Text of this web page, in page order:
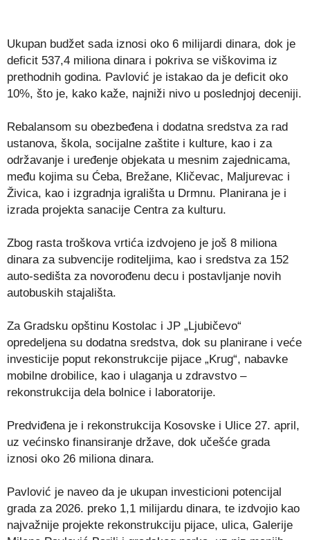
Ukupan budžet sada iznosi oko 6 milijardi dinara, dok je
deficit 537,4 miliona dinara i pokriva se viškovima iz
prethodnih godina. Pavlović je istakao da je deficit oko
10%, što je, kako kaže, najniži nivo u poslednjoj deceniji.
Rebalansom su obezbeđena i dodatna sredstva za rad
ustanova, škola, socijalne zaštite i kulture, kao i za
održavanje i uređenje objekata u mesnim zajednicama,
među kojima su Ćeba, Brežane, Kličevac, Maljurevac i
Živica, kao i izgradnja igrališta u Drmnu. Planirana je i
izrada projekta sanacije Centra za kulturu.
Zbog rasta troškova vrtića izdvojeno je još 8 miliona
dinara za subvencije roditeljima, kao i sredstva za 152
auto-sedišta za novorođenu decu i postavljanje novih
autobuskih stajališta.
Za Gradsku opštinu Kostolac i JP „Ljubičevo“
opredeljena su dodatna sredstva, dok su planirane i veće
investicije poput rekonstrukcije pijace „Krug“, nabavke
mobilne drobilice, kao i ulaganja u zdravstvo –
rekonstrukcija dela bolnice i laboratorije.
Predviđena je i rekonstrukcija Kosovske i Ulice 27. april,
uz većinsko finansiranje države, dok učešće grada
iznosi oko 26 miliona dinara.
Pavlović je naveo da je ukupan investicioni potencijal
grada za 2026. preko 1,1 milijardu dinara, te izdvojio kao
najvažnije projekte rekonstrukciju pijace, ulica, Galerije